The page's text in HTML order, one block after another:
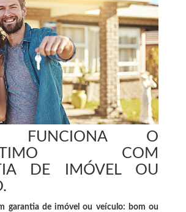
FUNCIONA O
COM
DE IMÓVEL OU
garantia de imóvel ou veículo: bom ou